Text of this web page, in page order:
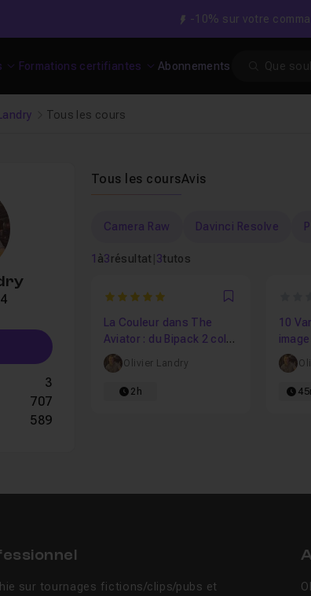
-10% sur votre
Formations certifiantes Abonnements
Tous les cours
3
707
589
Tous les coursAvis
Camera Raw Davinci Resolve
1 à3résultat 3tutos
5 Favori
La Couleur dans The
Aviator : du Bipack 2 color
au Technicolor 3 Strip
Olivier Landry
2h
10
sur tournages fictions/clips/pubs et